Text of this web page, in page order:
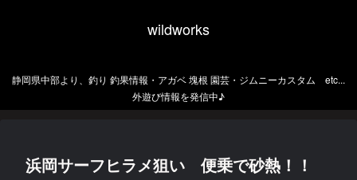
wildworks
静岡県中部より、釣り 釣果情報・アガベ 塊根 園芸・ジムニーカスタム etc...
外遊び情報を発信中♪
浜岡サーフヒラメ狙い 便乗で砂熱！！